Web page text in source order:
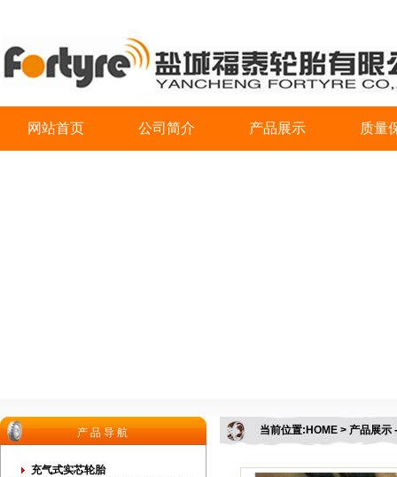
产品导航
充气式实芯轮胎
当前位置:HOME > 产品展示